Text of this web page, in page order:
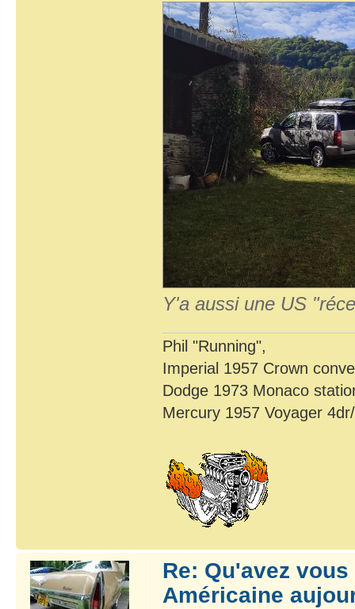
Y'a aussi une US
Phil "Running",
Imperial 1957 Crown
Dodge 1973 Monaco
Mercury 1957 Voyager
Re: Qu'avez
Américaine